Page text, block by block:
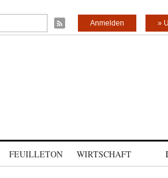
»
Anmelden
FEUILLETON WIRTSCHAFT